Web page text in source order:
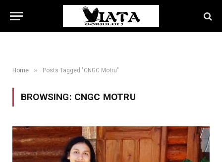
Home » Posts Tagged "CNGC Motru"
BROWSING: CNGC MOTRU